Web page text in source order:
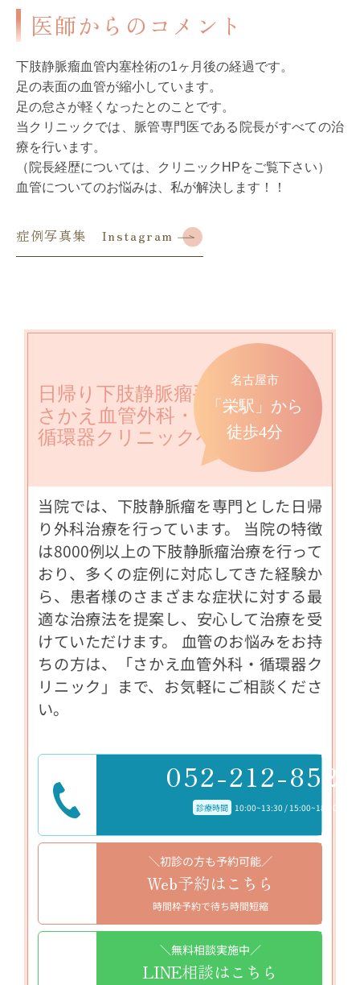
医師からのコメント
下肢静脈瘤血管内塞栓術の1ヶ月後の経過です。
足の表面の血管が縮小しています。
足の怠さが軽くなったとのことです。
当クリニックでは、脈管専門医である院長がすべての治
療を行います。
（院長経歴については、クリニックHPをご覧下さい）
血管についてのお悩みは、私が解決します！！
症例写真集 Instagram
日帰り下肢静脈瘤手術なら
さかえ血管外科・
循環器クリニックへ
名古屋市
「栄駅」から
徒歩4分
当院では、下肢静脈瘤を専門とした日帰
り外科治療を行っています。 当院の特徴
は8000例以上の下肢静脈瘤治療を行って
おり、多くの症例に対応してきた経験か
ら、患者様のさまざまな症状に対する最
適な治療法を提案し、安心して治療を受
けていただけます。 血管のお悩みをお持
ちの方は、「さかえ血管外科・循環器ク
リニック」まで、お気軽にご相談くださ
い。
052-212-8523
診療時間 10:00~13:30 / 15:00~18:30
＼初診の方も予約可能／
Web予約はこちら
時間枠予約で待ち時間短縮
＼無料相談実施中／
LINE相談はこちら